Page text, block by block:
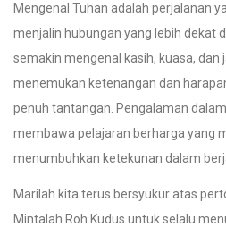
Mengenal Tuhan adalah perjalanan
menjalin hubungan yang lebih dekat
semakin mengenal kasih, kuasa, dan
menemukan ketenangan dan
penuh tantangan. Pengalaman
membawa pelajaran berharga yang
menumbuhkan ketekunan dalam
Marilah kita terus bersyukur atas
Mintalah Roh Kudus untuk selalu